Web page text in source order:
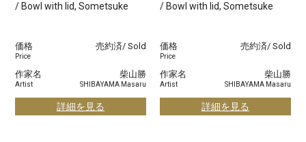
/ Bowl with lid, Sometsuke
価格
Price
売約済/ Sold
作家名
Artist
柴山勝
SHIBAYAMA Masaru
詳細を見る
/ Bowl with lid, Sometsuke
価格
Price
売約済/ Sold
作家名
Artist
柴山勝
SHIBAYAMA Masaru
詳細を見る